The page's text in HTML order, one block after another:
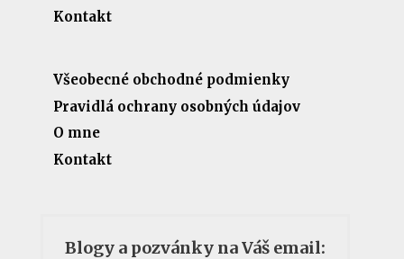
Kontakt
Všeobecné obchodné podmienky
Pravidlá ochrany osobných údajov
O mne
Kontakt
Blogy a pozvánky na Váš email: